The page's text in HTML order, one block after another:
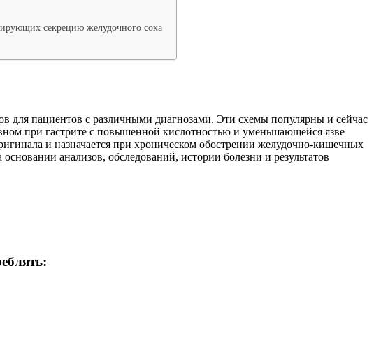
секрецию желудочного сока
для пациентов с различными диагнозами. Эти схемы популярны и сейчас
при гастрите с повышенной кислотностью и уменьшающейся язве
и назначается при хроническом обострении желудочно-кишечных
анализов, обследований, истории болезни и результатов